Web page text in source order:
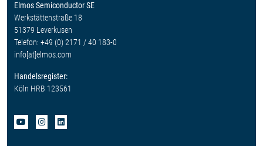
Elmos Semiconductor SE
Werkstättenstraße 18
51379 Leverkusen
Telefon: +49 (0) 2171 / 40 183-0
info[at]elmos.com
Handelsregister:
Köln HRB 123561